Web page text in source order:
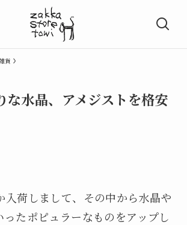
貨
な水晶、アメジストを格安
入荷しまして、その中から水晶や
ったポピュラーなものをアップし